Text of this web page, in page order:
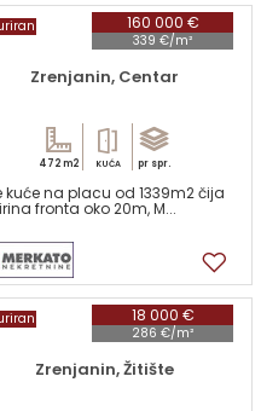
160 000 €
339 €/m²
Zrenjanin, Centar
472 m2 KUĆA pr spr.
kuće na placu od 1339m2 čija
fronta oko 20m, M...
18 000 €
286 €/m²
Zrenjanin, Žitište